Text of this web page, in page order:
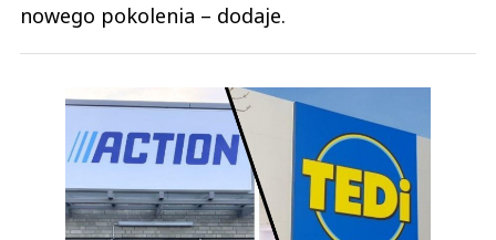
nowego pokolenia – dodaje.